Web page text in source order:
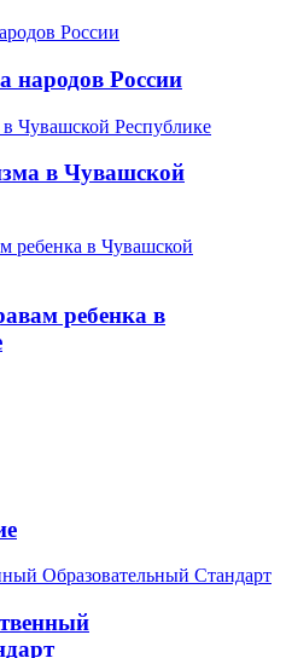
народов России
в Чувашской
ребенка в